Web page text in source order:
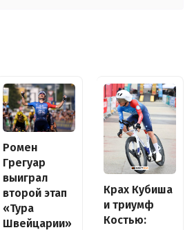
Ромен
Грегуар
выиграл
второй этап
«Тура
Швейцарии»
Крах Кубиша
и триумф
Костью: